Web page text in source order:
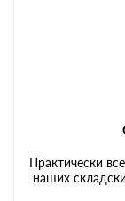
Практически
наших